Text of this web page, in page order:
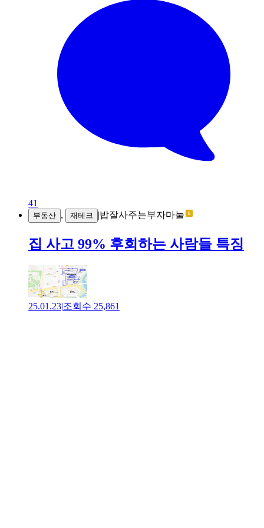
41
부동산 , 재테크 |밥잘사주는부자마눌
집 사고 99% 후회하는 사람들 특징
25.01.23|조회수 25,861